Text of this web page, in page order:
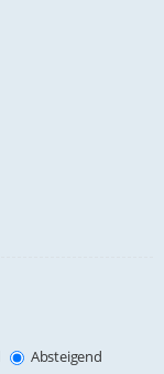
Absteigend